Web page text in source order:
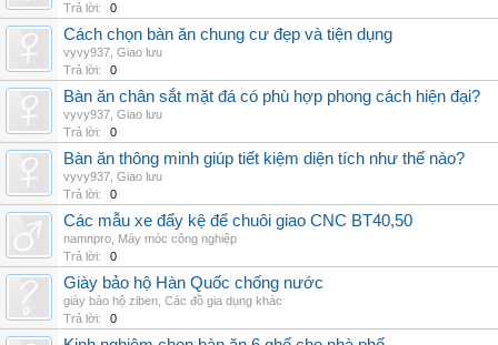
Trả lời:
0
Cách chọn bàn ăn chung cư đẹp và tiện dụng
vyvy937 Giao lưu
Trả lời:
0
Bàn ăn chân sắt mặt đá có phù hợp phong cách hiện đại?
vyvy937 Giao lưu
Trả lời:
0
Bàn ăn thông minh giúp tiết kiệm diện tích như thế nào?
vyvy937 Giao lưu
Trả lời:
0
Các mẫu xe đẩy kệ để chuôi giao CNC BT40,50
namnpro Máy móc công nghiệp
Trả lời:
0
Giày bảo hộ Hàn Quốc chống nước
giày bảo hộ ziben Các đồ gia dụng khác
Trả lời:
0